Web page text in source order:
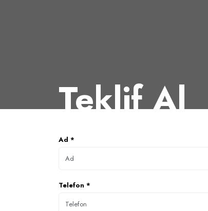
Teklif Al
Ad *
Telefon *